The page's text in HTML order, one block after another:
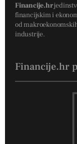
Financije.hr
financijskim i
od
industrije.
Financije.hr